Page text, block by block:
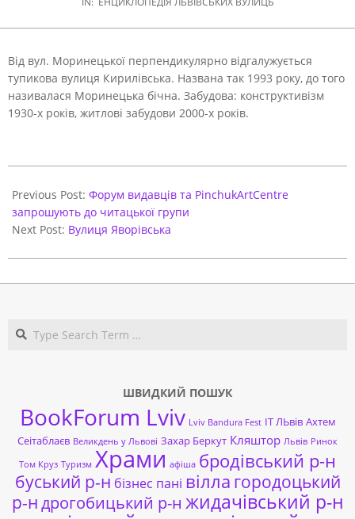
Від вул. Моринецької перпендикулярно відгалужується
тупикова вулиця Кирилівська. Названа так 1993 року, до того
називалася Моринецька бічна. Забудова: конструктивізм
1930-х років, житлові забудови 2000-х років.
05-
31
Previous Post: Форум видавців та PinchukArtCentre
запрошують до читацької групи
Next Post: Вулиця Яворівська
ШВИДКИЙ ПОШУК
BookForum Lviv Lviv Bandura Fest ІТ ЛЬвів Ахтем
Сеітаблаєв Великдень у Львові Захар Беркут Кляштор Львів Ринок
Том Круз Туризм Храми афіша бродівський р-н
буський р-н бізнес пані вілла городоцький
р-ндрогобицький р-н жидачівський р-н